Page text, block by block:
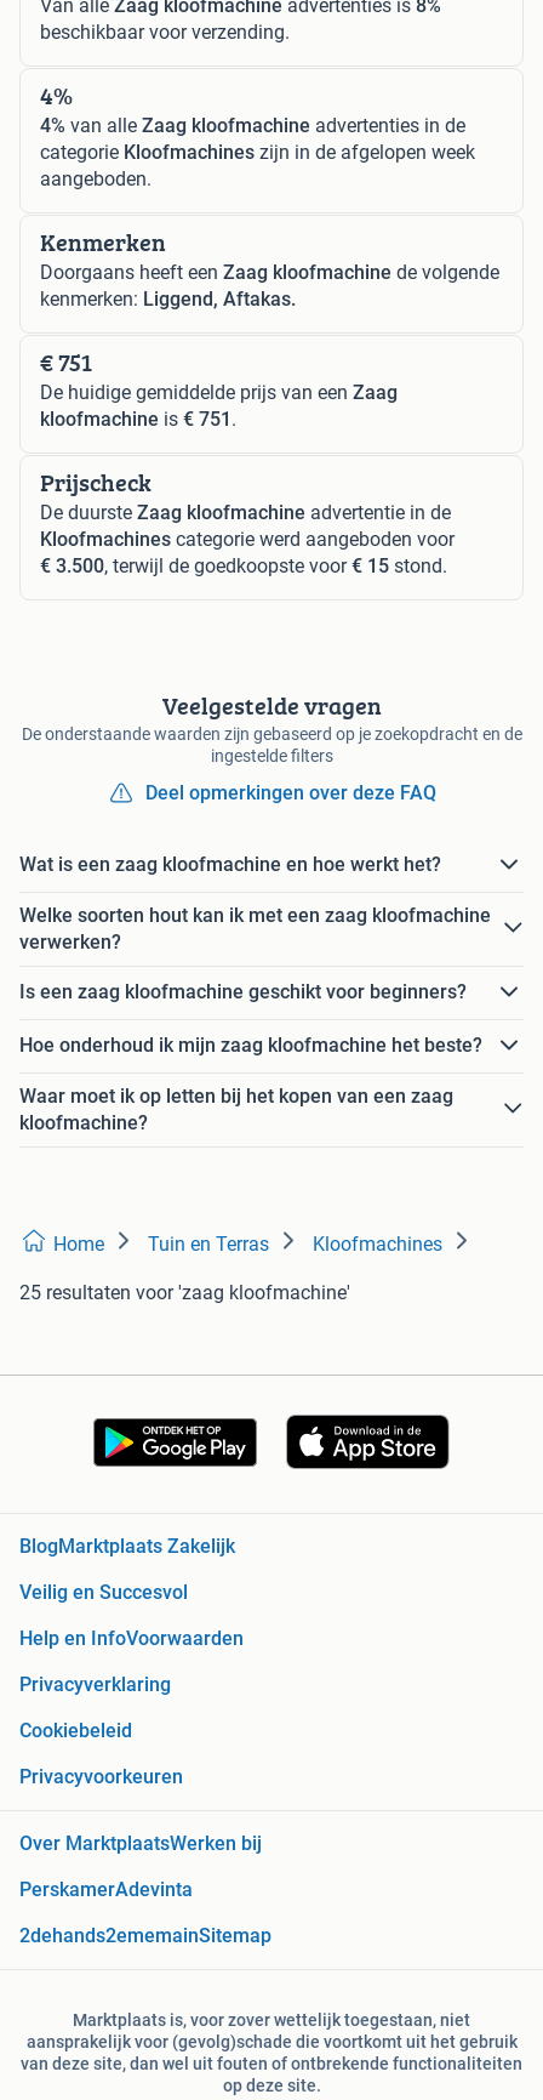
Van alle Zaag kloofmachine advertenties is 8%
beschikbaar voor verzending.
4%
4% van alle Zaag kloofmachine advertenties in de
categorie Kloofmachines zijn in de afgelopen week
aangeboden.
Kenmerken
Doorgaans heeft een Zaag kloofmachine de volgende
kenmerken: Liggend, Aftakas.
€ 751
De huidige gemiddelde prijs van een Zaag
kloofmachine is € 751 .
Prijscheck
De duurste Zaag kloofmachine advertentie in de
Kloofmachines categorie werd aangeboden voor
€ 3.500, terwijl de goedkoopste voor€ 15 stond.
Veelgestelde vragen
De onderstaande waarden zijn gebaseerd op je zoekopdracht en de
ingestelde filters
Deel opmerkingen over deze FAQ
Wat is een zaag kloofmachine en hoe werkt het?
Welke soorten hout kan ik met een zaag kloofmachine
verwerken?
Is een zaag kloofmachine geschikt voor beginners?
Hoe onderhoud ik mijn zaag kloofmachine het beste?
Waar moet ik op letten bij het kopen van een zaag
kloofmachine?
Home Tuin en Terras Kloofmachines
25 resultaten voor 'zaag kloofmachine'
BlogMarktplaats Zakelijk
Veilig en Succesvol
Help en InfoVoorwaarden
Privacyverklaring
Cookiebeleid
Privacyvoorkeuren
Over MarktplaatsWerken bij
PerskamerAdevinta
2dehands2ememainSitemap
Marktplaats is, voor zover wettelijk toegestaan, niet
aansprakelijk voor (gevolg)schade die voortkomt uit het gebruik
van deze site, dan wel uit fouten of ontbrekende functionaliteiten
op deze site.